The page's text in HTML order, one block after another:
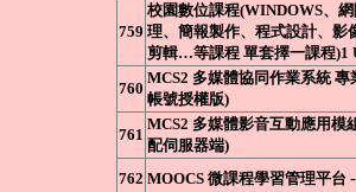
759
校園數位課程(WINDOWS、
理、簡報製作、程式設計、影
剪輯…等課程 單套擇一課程)1
760
MCS2 多媒體協同作業系統 專
帳號授權版)
761
MCS2 多媒體影音互動應用模
配伺服器端)
762 MOOCS 微課程學習管理平台